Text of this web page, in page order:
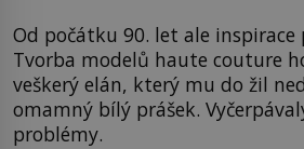
Od počátku 90. let ale inspirace
Tvorba modelů haute couture
veškerý elán, který mu do žil
omamný bílý prášek.
problémy.